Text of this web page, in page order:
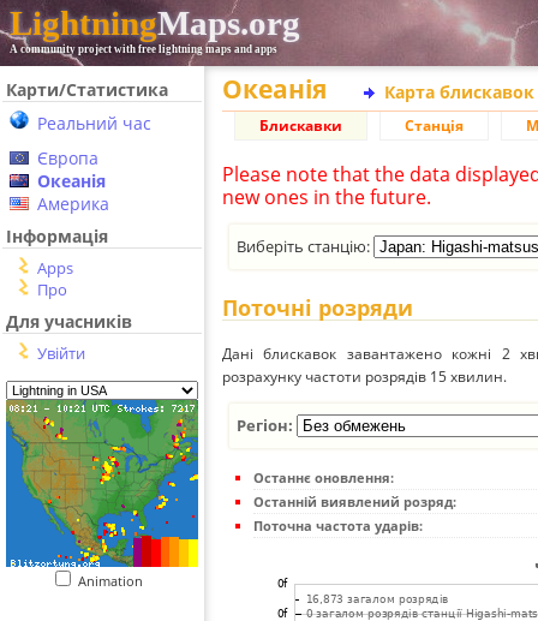
LightningMaps.org
A community project with free lightning maps and apps
Карти/Статистика
Реальний час
Європа
Океанія
Америка
Інформація
Apps
Про
Для учасників
Увійти
Animation
Океанія Карта
Блискавки Станція
Please note that the data
new ones in the future.
Виберіть станцію:
Поточні розряди
Дані блискавок завантажено кожні 2
розрахунку частоти розрядів 15 хвилин.
Регіон:
Останнє оновлення:
Останній виявлений розряд:
Поточна частота ударів: